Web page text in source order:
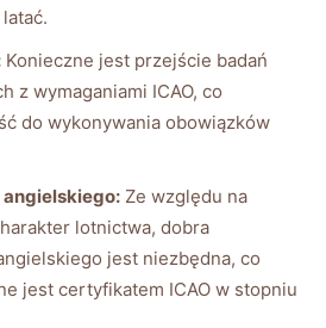
Konieczne jest przejście badań
z wymaganiami ICAO, co
do wykonywania obowiązków
Ze względu na
lotnictwa, dobra
jest niezbędna, co
jest certyfikatem ICAO w stopniu